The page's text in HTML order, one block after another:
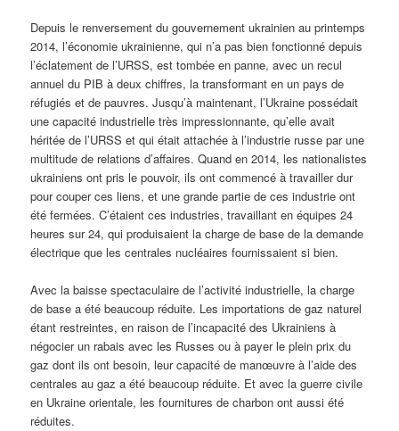
Depuis le renversement du gouvernement ukrainien au printemps
2014, l’économie ukrainienne, qui n’a pas bien fonctionné depuis
l’éclatement de l’URSS, est tombée en panne, avec un recul
annuel du PIB à deux chiffres, la transformant en un pays de
réfugiés et de pauvres. Jusqu’à maintenant, l’Ukraine possédait
une capacité industrielle très impressionnante, qu’elle avait
héritée de l’URSS et qui était attachée à l’industrie russe par une
multitude de relations d’affaires. Quand en 2014, les nationalistes
ukrainiens ont pris le pouvoir, ils ont commencé à travailler dur
pour couper ces liens, et une grande partie de ces industrie ont
été fermées. C’étaient ces industries, travaillant en équipes 24
heures sur 24, qui produisaient la charge de base de la demande
électrique que les centrales nucléaires fournissaient si bien.
Avec la baisse spectaculaire de l’activité industrielle, la charge
de base a été beaucoup réduite. Les importations de gaz naturel
étant restreintes, en raison de l’incapacité des Ukrainiens à
négocier un rabais avec les Russes ou à payer le plein prix du
gaz dont ils ont besoin, leur capacité de manœuvre à l’aide des
centrales au gaz a été beaucoup réduite. Et avec la guerre civile
en Ukraine orientale, les fournitures de charbon ont aussi été
réduites.